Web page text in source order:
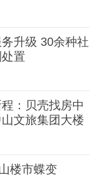
升级 30余种社
置
：贝壳找房中
文旅集团大楼
楼市蝶变